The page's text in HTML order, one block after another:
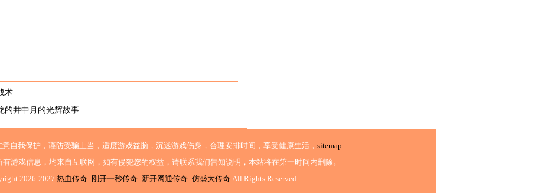
术
的井中月的光辉故事
自我保护，谨防受骗上当，适度游戏益脑，沉迷游戏伤身，合理安排时间，享受健康生活， sitemap
游戏信息，均来自互联网，如有侵犯您的权益，请联系我们告知说明，本站将在第一时间内删除。
2026-2027 热血传奇_刚开一秒传奇_新开网通传奇_仿盛大传奇All Rights Reserved.